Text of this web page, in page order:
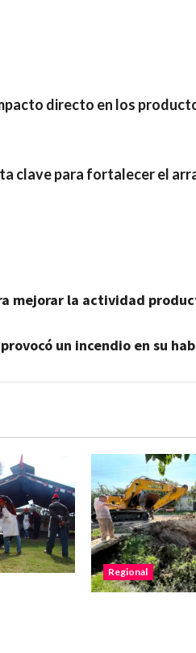
directo en los
clave para fortalecer el
mejorar la actividad
un incendio en su
Regional